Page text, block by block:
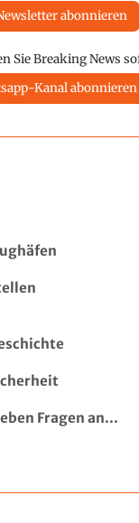
abonnieren
Sie Breaking News
Kanal abonnieren
Fragen an...